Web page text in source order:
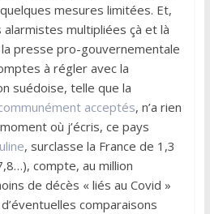
mesures limitées. Et,
multipliées çà et là
presse pro-gouvernementale
à régler avec la
suédoise, telle que la
acceptés, n’a rien
où j’écris, ce pays
, surclasse la France de 1,3
compte, au million
de décès « liés au Covid »
comparaisons